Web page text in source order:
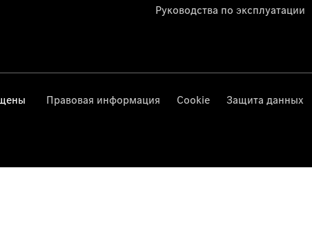
Руководства по эксплуатации
Правовая информация Cookie Защита данных